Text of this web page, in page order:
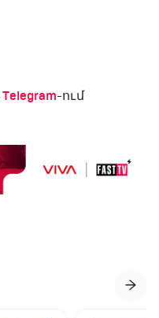
Telegram-ում